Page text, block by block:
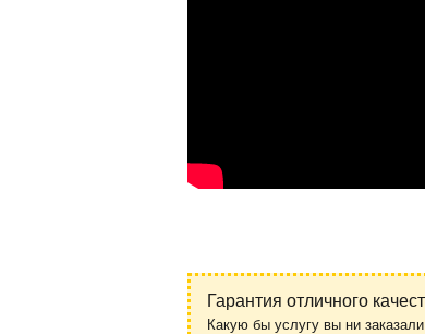
Гарантия отличного
Какую бы услугу вы ни